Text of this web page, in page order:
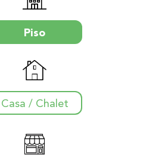
Piso
Casa / Chalet